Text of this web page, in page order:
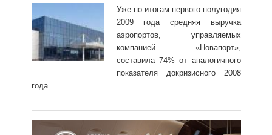
Уже по итогам первого полугодия
2009 года средняя выручка
аэропортов, управляемых
компанией «Новапорт»,
составила 74% от аналогичного
показателя докризисного 2008
года.